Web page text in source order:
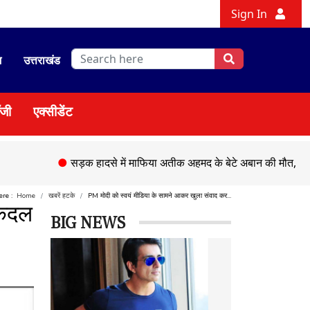
Sign In
उत्तराखंड
एक्सीडेंट
सड़क हादसे में माफिया अतीक अहमद के बेटे अबान की मौत, ● चेहल्लुम
: Home खबरें हटके PM मोदी को स्वयं मीडिया के सामने आकर खुला संवाद कर...
BIG NEWS